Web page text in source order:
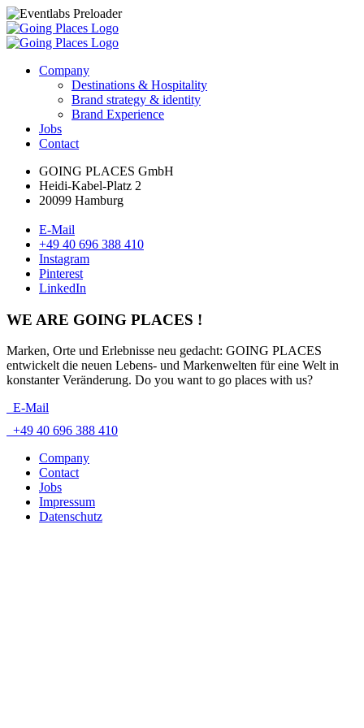
Company
Destinations & Hospitality
Brand strategy & identity
Brand Experience
Jobs
Contact
GOING PLACES GmbH
Heidi-Kabel-Platz 2
20099 Hamburg
E-Mail
+49 40 696 388 410
Instagram
Pinterest
LinkedIn
WE ARE GOING PLACES !
Marken, Orte und Erlebnisse neu gedacht: GOING PLACES
entwickelt die neuen Lebens- und Markenwelten für eine Welt in
konstanter Veränderung. Do you want to go places with us?
E-Mail
+49 40 696 388 410
Company
Contact
Jobs
Impressum
Datenschutz